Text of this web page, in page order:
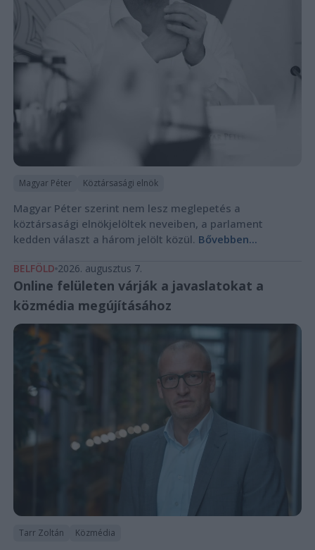
Magyar Péter Köztársasági elnök
Magyar Péter szerint nem lesz meglepetés a
köztársasági elnökjelöltek neveiben, a parlament
kedden választ a három jelölt közül. Bővebben...
BELFÖLD 2026. augusztus 7.
Online felületen várják a javaslatokat a
közmédia megújításához
Tarr Zoltán Közmédia